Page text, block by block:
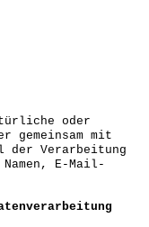
oder
mit
der Verarbeitung
E-Mail-